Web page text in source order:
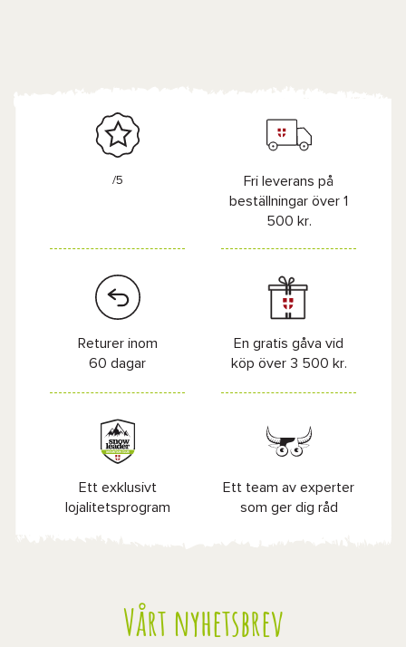
/5
Fri leverans på
beställningar över 1
500 kr.
Returer inom
60 dagar
En gratis gåva vid
köp över 3 500 kr.
Ett exklusivt
lojalitetsprogram
Ett team av experter
som ger dig råd
Vårt nyhetsbrev